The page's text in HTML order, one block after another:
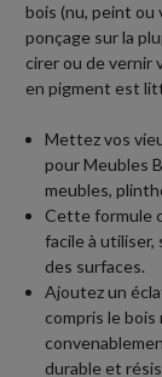
bois (nu, peint ou
ponçage sur la
cirer ou de
en pigment est
Mettez vos
pour Meubles
meubles,
Cette formule
facile à utiliser,
des surfaces.
Ajoutez un
compris le
durable et